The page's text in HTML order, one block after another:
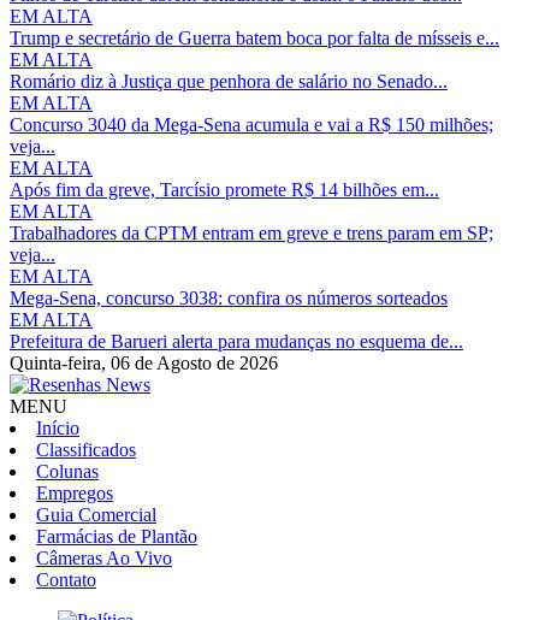
EM ALTA
Trump e secretário de Guerra batem boca por falta de mísseis e...
EM ALTA
Romário diz à Justiça que penhora de salário no Senado...
EM ALTA
Concurso 3040 da Mega-Sena acumula e vai a R$ 150 milhões;
veja...
EM ALTA
Após fim da greve, Tarcísio promete R$ 14 bilhões em...
EM ALTA
Trabalhadores da CPTM entram em greve e trens param em SP;
veja...
EM ALTA
Mega-Sena, concurso 3038: confira os números sorteados
EM ALTA
Prefeitura de Barueri alerta para mudanças no esquema de...
Quinta-feira, 06 de Agosto de 2026
MENU
Início
Classificados
Colunas
Empregos
Guia Comercial
Farmácias de Plantão
Câmeras Ao Vivo
Contato